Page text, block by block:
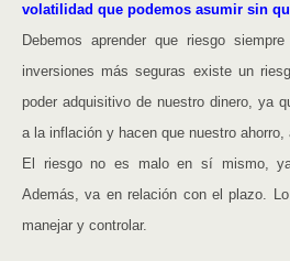
volatilidad que podemos asumir sin
Debemos aprender que riesgo
inversiones más seguras existe un
poder adquisitivo de nuestro dinero, ya
a la inflación y hacen que nuestro
El riesgo no es malo en sí mismo,
Además, va en relación con el plazo.
manejar y controlar.